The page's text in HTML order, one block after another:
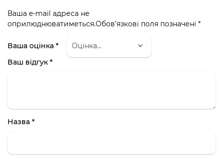
Ваша e-mail адреса не
оприлюднюватиметься.Обов’язкові поля позначені *
Ваша оцінка *
Ваш відгук*
Назва *